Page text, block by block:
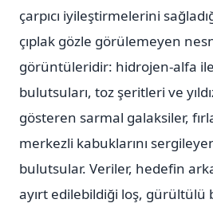
çarpıcı iyileştirmelerini
çıplak gözle görülemeyen
görüntüleridir: hidrojen-alfa
bulutsuları, toz şeritleri ve
gösteren sarmal galaksiler,
merkezli kabuklarını
bulutsular. Veriler, hedefin
ayırt edilebildiği loş, gürültülü